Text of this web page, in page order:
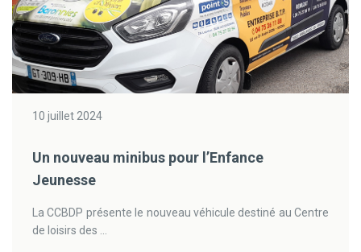
10 juillet 2024
Un nouveau minibus pour l’Enfance
Jeunesse
La CCBDP présente le nouveau véhicule destiné au Centre
de loisirs des ...